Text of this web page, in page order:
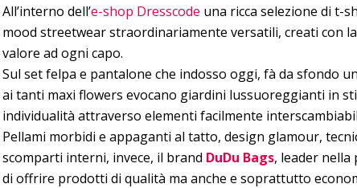
All’interno dell’e-shop Dresscode una ricca selezione di t-
mood streetwear straordinariamente versatili, creati con
valore ad ogni capo.
Sul set felpa e pantalone che indosso oggi, fà da sfondo
ai tanti maxi flowers evocano giardini lussuoreggianti in
individualità attraverso elementi facilmente
Pellami morbidi e appaganti al tatto, design glamour,
scomparti interni, invece, il brand DuDu Bags, leader nella
di offrire prodotti di qualità ma anche e soprattutto